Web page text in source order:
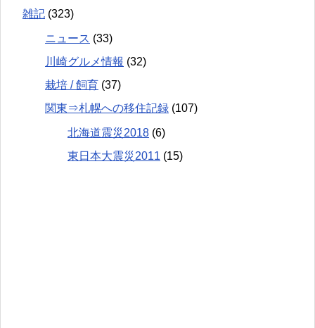
雑記 (323)
ニュース (33)
川崎グルメ情報 (32)
栽培 / 飼育 (37)
関東⇒札幌への移住記録 (107)
北海道震災2018 (6)
東日本大震災2011 (15)